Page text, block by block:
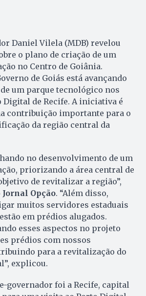
Daniel Vilela (MDB) revelou
o plano de criação de um
no Centro de Goiânia.
de Goiás está avançando
um parque tecnológico nos
Digital de Recife. A iniciativa é
contribuição importante para o
da região central da
no desenvolvimento de um
priorizando a área central de
de revitalizar a região”,
Jornal Opção. “Além disso,
muitos servidores estaduais
em prédios alugados.
esses aspectos no projeto
prédios com nossos
para a revitalização do
explicou.
governador foi a Recife, capital